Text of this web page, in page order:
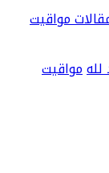
مواقيت
مواقيت